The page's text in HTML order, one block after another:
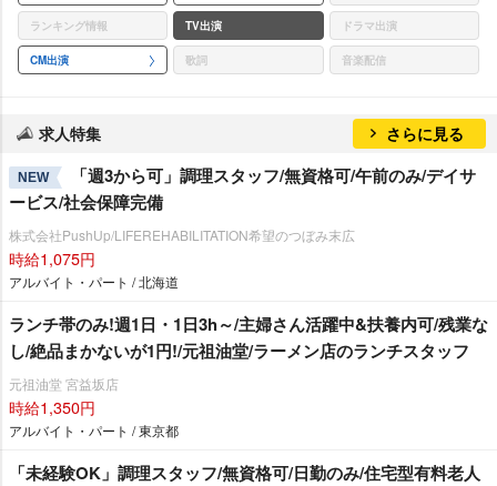
ランキング情報 TV出演 ドラマ出演
CM出演 歌詞 音楽配信
求人特集 さらに見る
NEW
「週3から可」調理スタッフ/無資格可/午前のみ/デイサ
ービス/社会保障完備
株式会社PushUp/LIFEREHABILITATION希望のつぼみ末広
時給1,075円
アルバイト・パート / 北海道
ランチ帯のみ!週1日・1日3h～/主婦さん活躍中&扶養内可/残業な
し/絶品まかないが1円!/元祖油堂/ラーメン店のランチスタッフ
元祖油堂 宮益坂店
時給1,350円
アルバイト・パート / 東京都
「未経験OK」調理スタッフ/無資格可/日勤のみ/住宅型有料老人